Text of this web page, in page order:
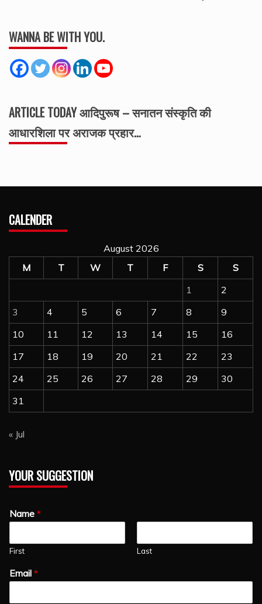
WANNA BE WITH YOU.
ARTICLE TODAY आदिपुरूष – सनातन संस्कृति की
आधारशिला पर अराजक प्रहार…
CALENDER
August 2026
M
T W T F S
S
1
2
3
4 5 6 7 8
9
10
11 12 13 14 15
16
17
18 19 20 21 22
23
24
25 26 27 28 29
30
31
« Jul
YOUR SUGGESTION
Name *
First Last
Email *